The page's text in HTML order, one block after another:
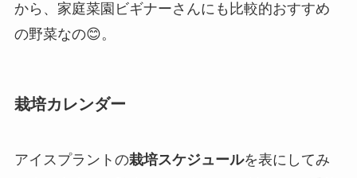
から、家庭菜園ビギナーさんにも比較的おすすめ
の野菜なの😊。
栽培カレンダー
アイスプラントの栽培スケジュールを表にしてみ